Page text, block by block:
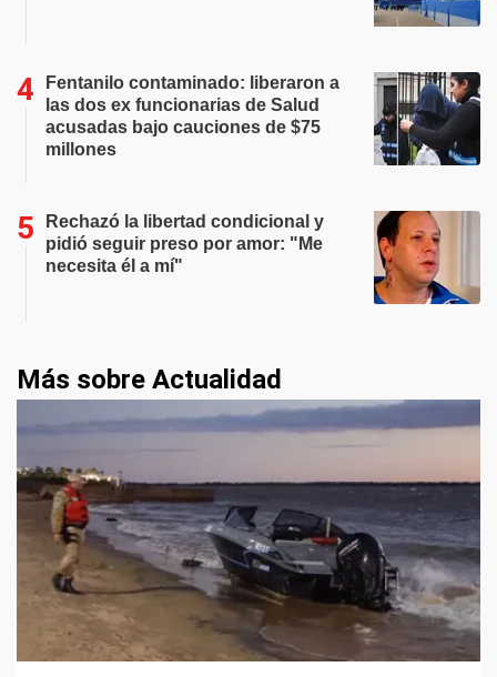
Fentanilo contaminado: liberaron a
las dos ex funcionarias de Salud
acusadas bajo cauciones de $75
millones
Rechazó la libertad condicional y
pidió seguir preso por amor: "Me
necesita él a mí"
Más sobre Actualidad